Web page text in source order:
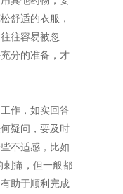
舒适的衣服，
往容易被忽
分的准备，才
作，如实回答
疑问，要及时
不适感，比如
刺痛，但一般都
助于顺利完成